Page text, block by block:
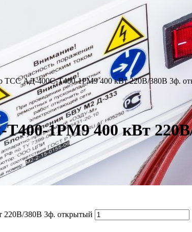
ТСС АД-400С-Т400-1РМ9 400 кВт 220В/380В 3ф.
1РМ9 400 кВт
220В/380В 3ф. открытый